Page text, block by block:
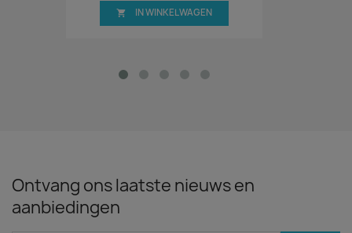
 IN WINKELWAGEN
Ontvang ons laatste nieuws en
aanbiedingen